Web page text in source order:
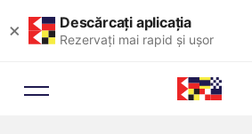
× Descărcați aplicația
Rezervați mai rapid și ușor